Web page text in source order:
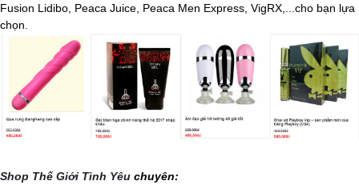
Fusion Lidibo, Peaca Juice, Peaca Men Express, VigRX,...cho bạn lựa
chọn.
Shop Thế Giới Tình Yêu chuyên: